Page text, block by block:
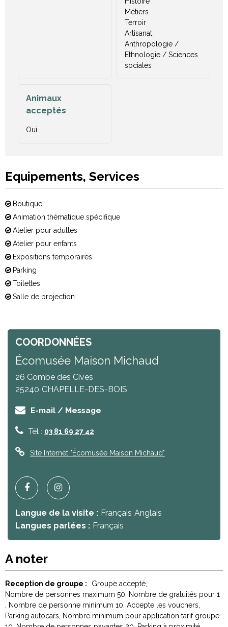
Métiers
Terroir
Artisanat
Anthropologie /
Ethnologie / Sciences
sociales
Animaux
acceptés
Oui
Equipements, Services
Boutique
Animation thématique spécifique
Atelier pour adultes
Atelier pour enfants
Expositions temporaires
Parking
Toilettes
Salle de projection
COORDONNÉES
Écomusée Maison Michaud
26 Combe des Cives
25240 CHAPELLE-DES-BOIS
E-mail / Message
Tél : 03 81 69 27 42
Site Internet "Écomusée Maison Michaud"
Langue de la visite : Français Anglais
Langues parlées : Français
A noter
Reception de groupe :
Groupe accepté
Nombre de personnes maximum 50 Nombre de gratuités pour 1
Nombre de personne minimum 10 Accepte les vouchers
Parking autocars
Nombre minimum pour application tarif groupe